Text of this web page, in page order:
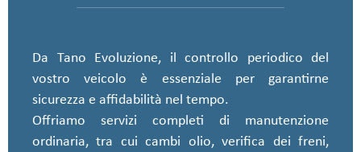
Da Tano Evoluzione, il controllo periodico del
vostro veicolo è essenziale per garantirne
sicurezza e affidabilità nel tempo.
Offriamo servizi completi di manutenzione
ordinaria, tra cui cambi olio, verifica dei freni,